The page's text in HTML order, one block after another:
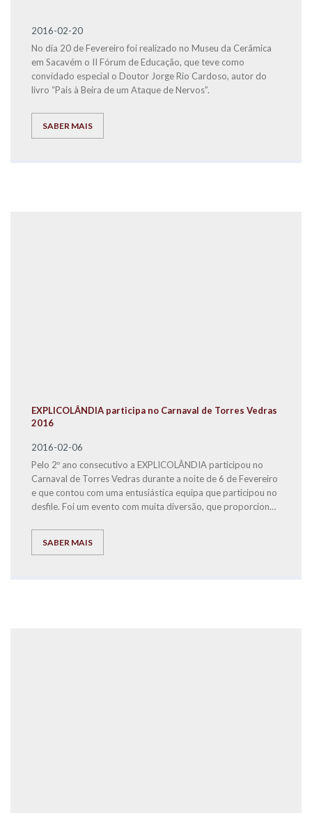
2016-02-20
No dia 20 de Fevereiro foi realizado no Museu da Cerâmica
em Sacavém o II Fórum de Educação, que teve como
convidado especial o Doutor Jorge Rio Cardoso, autor do
livro “Pais à Beira de um Ataque de Nervos”.
SABER MAIS
EXPLICOLÂNDIA participa no Carnaval de Torres Vedras
2016
2016-02-06
Pelo 2º ano consecutivo a EXPLICOLÂNDIA participou no
Carnaval de Torres Vedras durante a noite de 6 de Fevereiro
e que contou com uma entusiástica equipa que participou no
desfile. Foi um evento com muita diversão, que proporcionou
SABER MAIS